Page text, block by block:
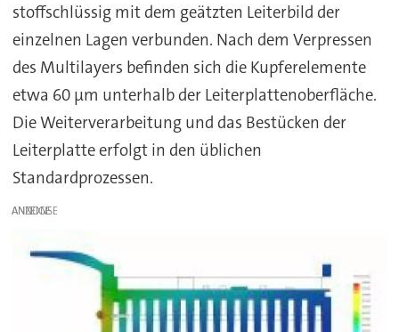
stoffschlüssig mit dem geätzten Leiterbild der
einzelnen Lagen verbunden. Nach dem Verpressen
des Multilayers befinden sich die Kupferelemente
etwa 60 µm unterhalb der Leiterplattenoberfläche.
Die Weiterverarbeitung und das Bestücken der
Leiterplatte erfolgt in den üblichen
Standardprozessen.
ANZEIGE